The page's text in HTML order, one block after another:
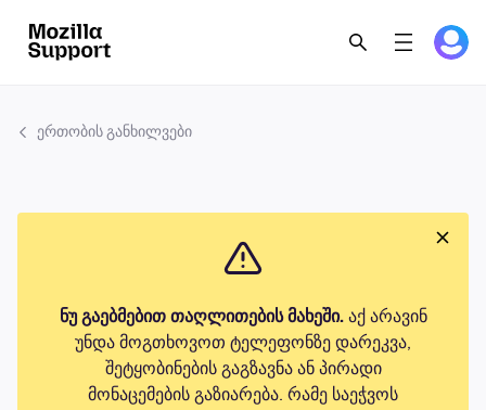
ერთობის განხილვები
ნუ გაებმებით თაღლითების მახეში.აქ არავინ
უნდა მოგთხოვოთ ტელეფონზე დარეკვა,
შეტყობინების გაგზავნა ან პირადი
მონაცემების გაზიარება. რამე საეჭვოს